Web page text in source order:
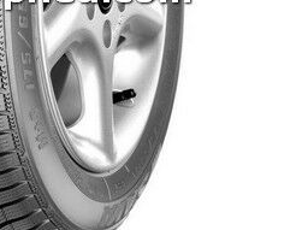
úžitkové
ové